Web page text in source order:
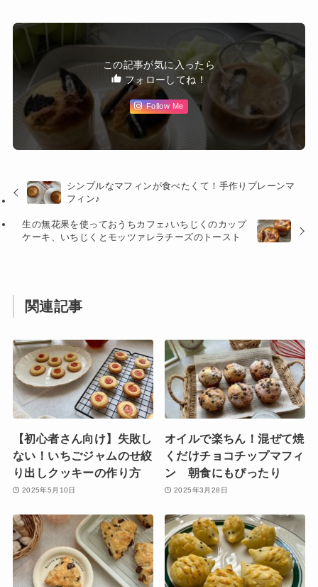
この記事が気に入ったら
フォローしてね！
Follow Me
シンプルなマフィンが食べたくて！手作りプレーンマ
フィン♪
生の無花果を使っておうちカフェ♪いちじくのカップ
ケーキ、いちじくとモッツァレラチーズのトースト
関連記事
【初心者さん向け】失敗し
ない！いちごジャムのせ絞
り出しクッキーの作り方
2025年5月10日
オイルで楽ちん！混ぜて焼
くだけチョコチップマフィ
ン 朝食にもぴったり
2025年3月28日